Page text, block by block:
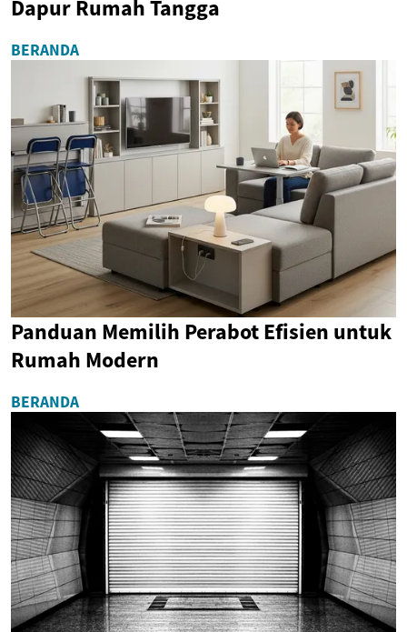
Dapur Rumah Tangga
BERANDA
Panduan Memilih Perabot Efisien untuk
Rumah Modern
BERANDA